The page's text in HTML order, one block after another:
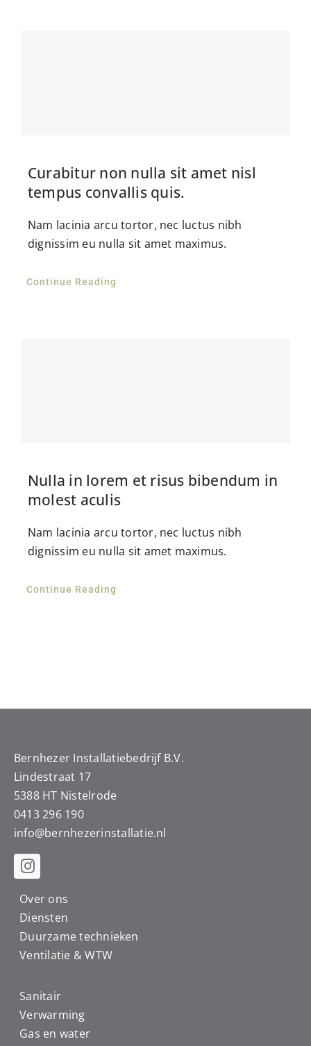
Curabitur non nulla sit amet nisl
tempus convallis quis.
Nam lacinia arcu tortor, nec luctus nibh
dignissim eu nulla sit amet maximus.
Continue Reading
Nulla in lorem et risus bibendum in
molest aculis
Nam lacinia arcu tortor, nec luctus nibh
dignissim eu nulla sit amet maximus.
Continue Reading
Bernhezer Installatiebedrijf B.V.
Lindestraat 17
5388 HT Nistelrode
0413 296 190
info@bernhezerinstallatie.nl
Over ons
Diensten
Duurzame technieken
Ventilatie & WTW
Sanitair
Verwarming
Gas en water